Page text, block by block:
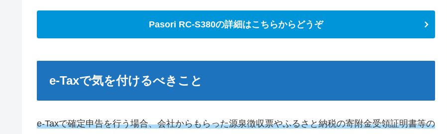
Pasori RC-S380の詳細はこちらからどうぞ
e-Taxで気を付けるべきこと
e-Taxで確定申告を行う場合、会社からもらった源泉徴収票やふるさと納税の寄附金受領証明書等の